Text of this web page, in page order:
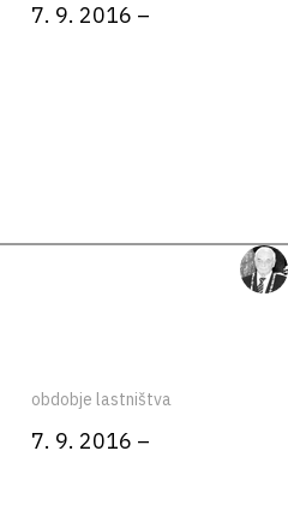
7. 9. 2016 –
obdobje lastništva
7. 9. 2016 –